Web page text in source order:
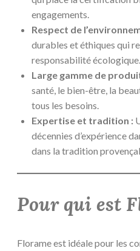
engagements.
Respect de
durables et éthiques qui
responsabilité écologique.
Large gamme de
santé, le bien-être, la
tous les besoins.
Expertise et tradition :
décennies d’expérience
dans la tradition
Pour qui est
Florame est idéale pour les